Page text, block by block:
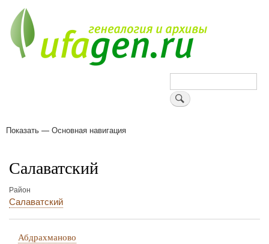
основному
содержанию
Поиск
Основная
Показать — Основная навигация
Салаватский
Район
Салаватский
Абдрахманово